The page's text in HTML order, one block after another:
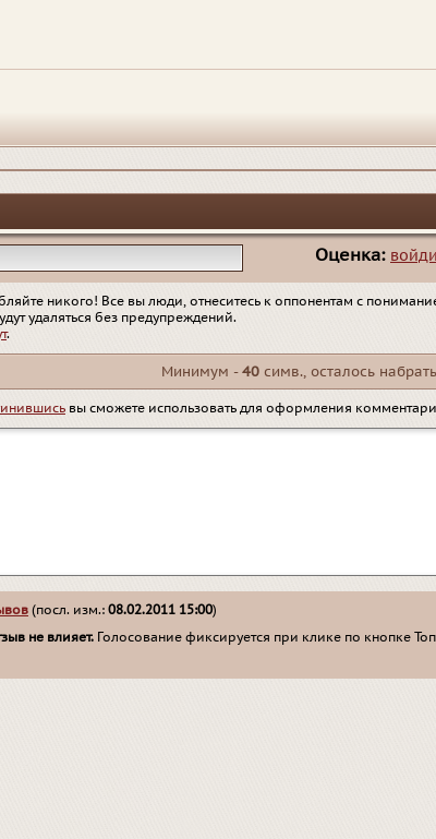
Оценка:
никого! Все вы люди, отнеситесь к оппонентам с
удаляться без предупреждений.
.
Минимум -40 симв., осталось набрать
вы сможете использовать для оформления
(посл. изм.: 08.02.2011 15:00)
не влияет. Голосование фиксируется при клике по кнопке